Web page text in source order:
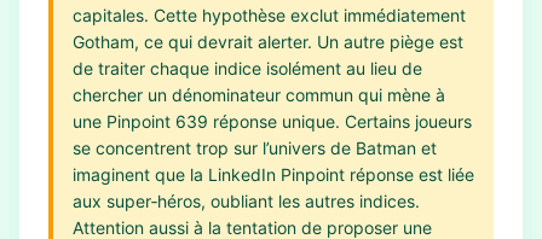
capitales. Cette hypothèse exclut immédiatement
Gotham, ce qui devrait alerter. Un autre piège est
de traiter chaque indice isolément au lieu de
chercher un dénominateur commun qui mène à
une Pinpoint 639 réponse unique. Certains joueurs
se concentrent trop sur l’univers de Batman et
imaginent que la LinkedIn Pinpoint réponse est liée
aux super‑héros, oubliant les autres indices.
Attention aussi à la tentation de proposer une